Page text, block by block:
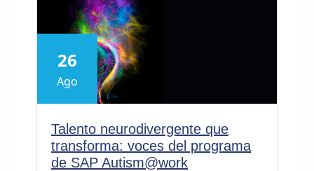
26
Ago
Talento neurodivergente que
transforma: voces del programa
de SAP Autism@work